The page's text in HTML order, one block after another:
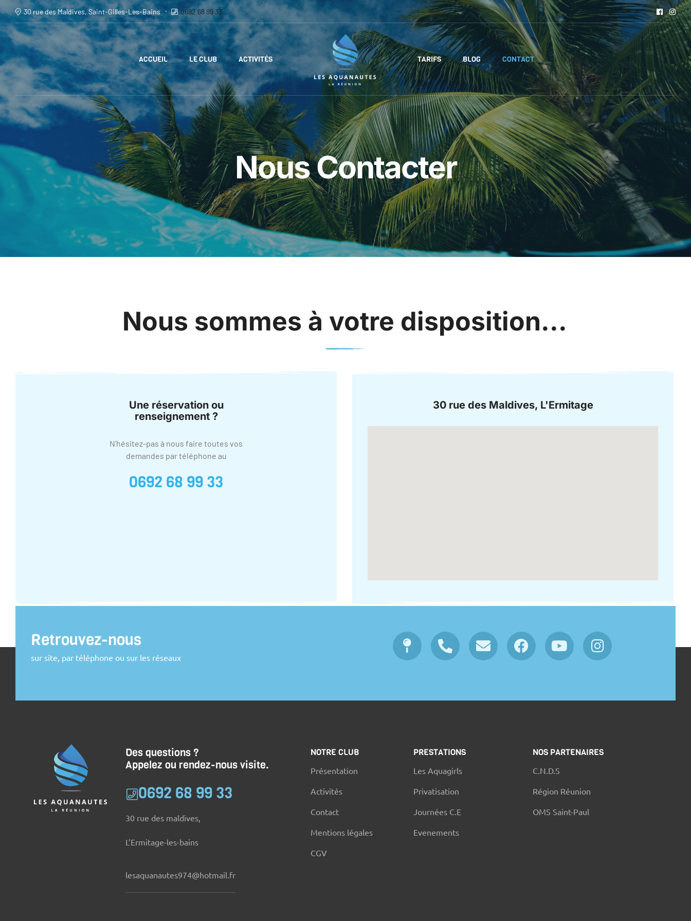
30 rue des Maldives, Saint-Gilles-Les-Bains 0692 68 99 33
ACCUEIL LE CLUB ACTIVITÉS TARIFS BLOG CONTACT
Nous Contacter
Nous sommes à votre disposition...
Une réservation ou
renseignement ?
N’hésitez-pas à nous faire toutes vos
demandes par téléphone au
0692 68 99 33
30 rue des Maldives, L'Ermitage
Retrouvez-nous
sur site, par téléphone ou sur les réseaux
Des questions ?
Appelez ou rendez-nous visite.
0692 68 99 33
30 rue des maldives,
L’Ermitage-les-bains
lesaquanautes974@hotmail.fr
NOTRE CLUB
Présentation
Activités
Contact
Mentions légales
CGV
PRESTATIONS
Les Aquagirls
Privatisation
Journées C.E
Evenements
NOS PARTENAIRES
C.N.D.S
Région Réunion
OMS Saint-Paul